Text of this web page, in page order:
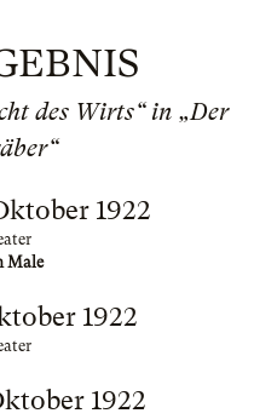
des Wirts“ in „Der
1922
Male
1922
1922